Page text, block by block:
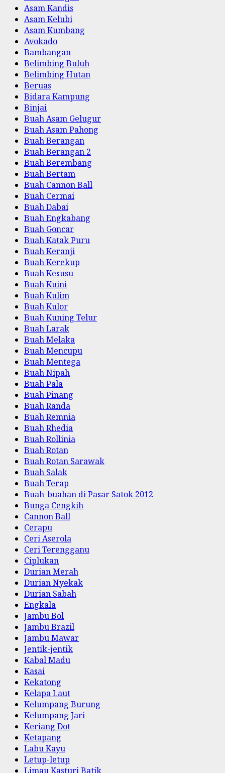
Asam Kandis
Asam Kelubi
Asam Kumbang
Avokado
Bambangan
Belimbing Buluh
Belimbing Hutan
Beruas
Bidara Kampung
Binjai
Buah Asam Gelugur
Buah Asam Pahong
Buah Berangan
Buah Berangan 2
Buah Berembang
Buah Bertam
Buah Cannon Ball
Buah Cermai
Buah Dabai
Buah Engkabang
Buah Goncar
Buah Katak Puru
Buah Keranji
Buah Kerekup
Buah Kesusu
Buah Kuini
Buah Kulim
Buah Kulor
Buah Kuning Telur
Buah Larak
Buah Melaka
Buah Mencupu
Buah Mentega
Buah Nipah
Buah Pala
Buah Pinang
Buah Randa
Buah Remnia
Buah Rhedia
Buah Rollinia
Buah Rotan
Buah Rotan Sarawak
Buah Salak
Buah Terap
Buah-buahan di Pasar Satok 2012
Bunga Cengkih
Cannon Ball
Cerapu
Ceri Aserola
Ceri Terengganu
Ciplukan
Durian Merah
Durian Nyekak
Durian Sabah
Engkala
Jambu Bol
Jambu Brazil
Jambu Mawar
Jentik-jentik
Kabal Madu
Kasai
Kekatong
Kelapa Laut
Kelumpang Burung
Kelumpang Jari
Keriang Dot
Ketapang
Labu Kayu
Letup-letup
Limau Kasturi Batik